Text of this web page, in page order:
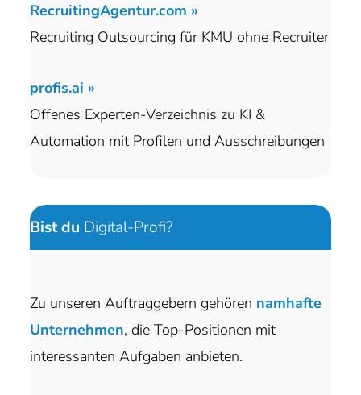
RecruitingAgentur.com »
Recruiting Outsourcing für KMU ohne Recruiter
profis.ai »
Offenes Experten-Verzeichnis zu KI &
Automation mit Profilen und Ausschreibungen
Bist du Digital-Profi?
Zu unseren Auftraggebern gehören namhafte
Unternehmen, die Top-Positionen mit
interessanten Aufgaben anbieten.